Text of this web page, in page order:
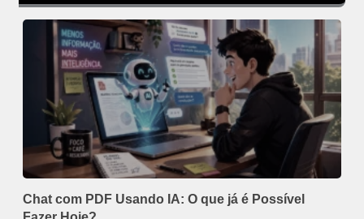
Chat com PDF Usando IA: O que já é Possível